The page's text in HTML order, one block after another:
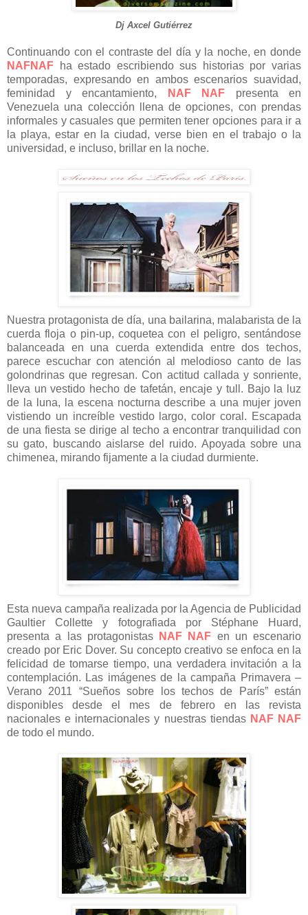
Dj Axcel Gutiérrez
Continuando con el contraste del día y la noche, en donde
NAFNAF ha estado escribiendo sus historias por varias
temporadas, expresando en ambos escenarios suavidad,
feminidad y encantamiento,
NAF NAF presenta en
Venezuela una colección llena de opciones, con prendas
informales y casuales que permiten tener opciones para ir a
la playa, estar en la ciudad, verse bien en el trabajo o la
universidad, e incluso, brillar en la noche.
Nuestra protagonista de día, una bailarina, malabarista de la
cuerda floja o pin-up, coquetea con el peligro, sentándose
balanceada en una cuerda extendida entre dos techos,
parece escuchar con atención al melodioso canto de las
golondrinas que regresan. Con actitud callada y sonriente,
lleva un vestido hecho de tafetán, encaje y tull. Bajo la luz
de la luna, la escena nocturna describe a una mujer joven
vistiendo un increíble vestido largo, color coral. Escapada
de una fiesta se dirige al techo a encontrar tranquilidad con
su gato, buscando aislarse del ruido. Apoyada sobre una
chimenea, mirando fijamente a la ciudad durmiente.
Esta nueva campaña realizada por la Agencia de Publicidad
Gaultier Collette y fotografiada por Stéphane Huard,
presenta a las protagonistas
NAF NAF en un escenario
creado por Eric Dover. Su concepto creativo se enfoca en la
felicidad de tomarse tiempo, una verdadera invitación a la
contemplación. Las imágenes de la campaña Primavera –
Verano 2011 “Sueños sobre los techos de París” están
disponibles desde el mes de febrero en las revista
nacionales e internacionales y nuestras tiendas NAF NAF
de todo el mundo.